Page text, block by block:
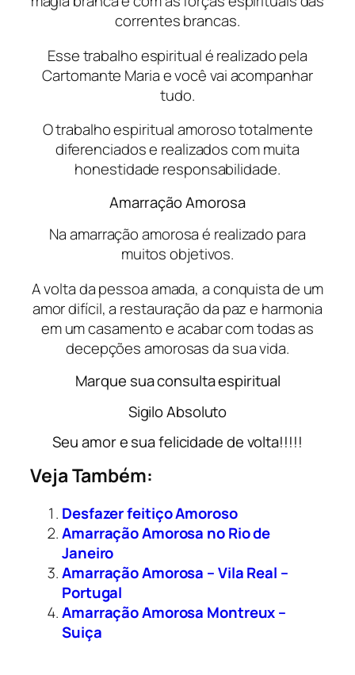
correntes brancas.
Esse trabalho espiritual é realizado pela
Cartomante Maria e você vai acompanhar
tudo.
O trabalho espiritual amoroso totalmente
diferenciados e realizados com muita
honestidade responsabilidade.
Amarração Amorosa
Na amarração amorosa é realizado para
muitos objetivos.
A volta da pessoa amada, a conquista de um
amor difícil, a restauração da paz e harmonia
em um casamento e acabar com todas as
decepções amorosas da sua vida.
Marque sua consulta espiritual
Sigilo Absoluto
Seu amor e sua felicidade de volta!!!!!
Veja Também:
Desfazer feitiço Amoroso
Amarração Amorosa no Rio de
Janeiro
Amarração Amorosa – Vila Real –
Portugal
Amarração Amorosa Montreux –
Suiça